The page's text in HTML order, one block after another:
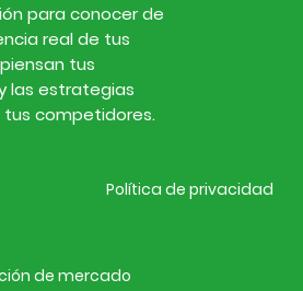
Inteligencia de
mercado. Noticias de
empresas y finanzas del
para conocer de
real de tus
tus
las estrategias
competidores.
Política de privacidad
de mercado